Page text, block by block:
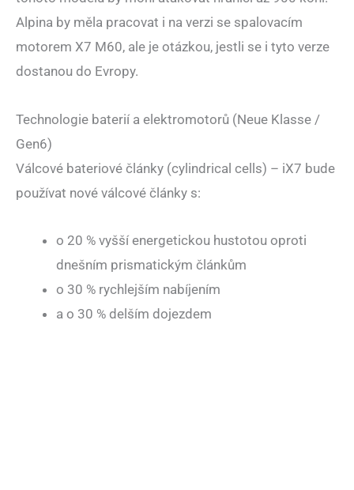
Alpina by měla pracovat i na verzi se spalovacím
motorem X7 M60, ale je otázkou, jestli se i tyto verze
dostanou do Evropy.
Technologie baterií a elektromotorů (Neue Klasse /
Gen6)
Válcové bateriové články (cylindrical cells) – iX7 bude
používat nové válcové články s:
o 20 % vyšší energetickou hustotou oproti
dnešním prismatickým článkům
o 30 % rychlejším nabíjením
a o 30 % delším dojezdem